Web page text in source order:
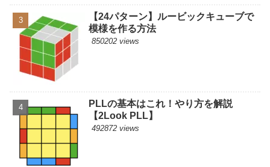
【24パターン】ルービックキューブで
模様を作る方法
850202 views
PLLの基本はこれ！やり方を解説
【2Look PLL】
492872 views